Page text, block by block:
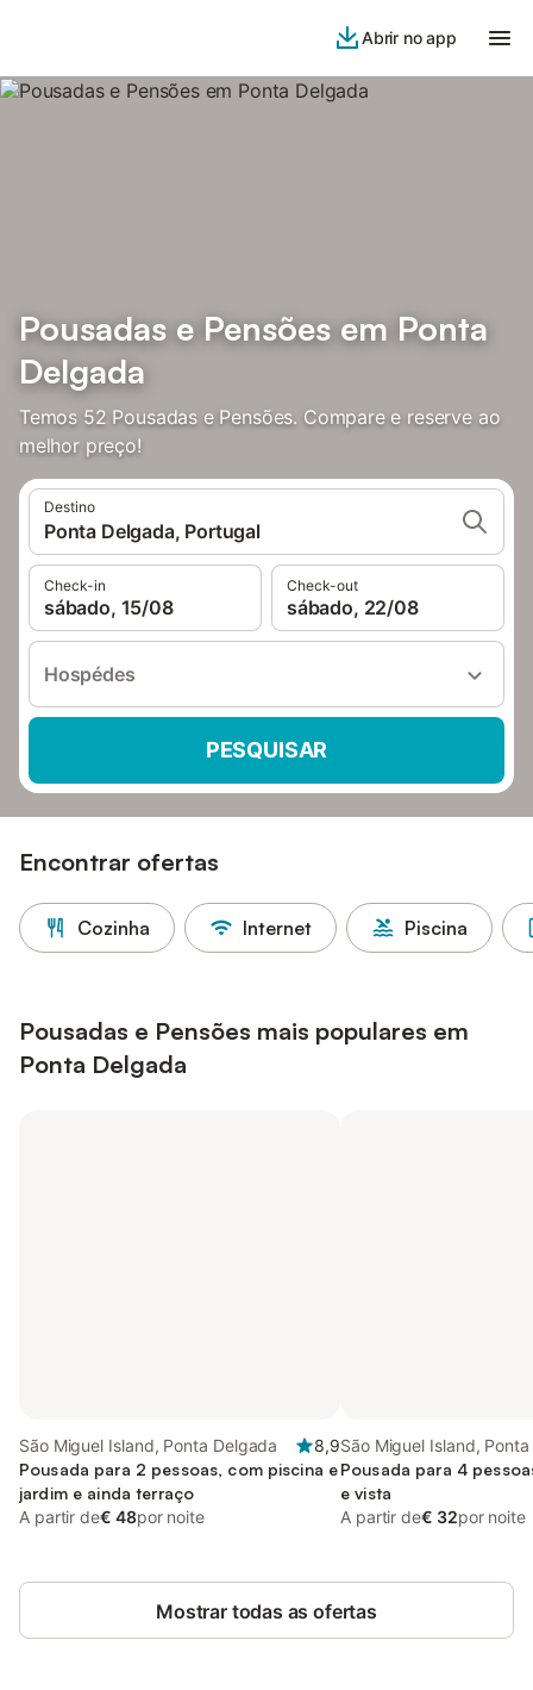
Abrir no app
Pousadas e Pensões em Ponta
Delgada
Temos 52 Pousadas e Pensões. Compare e reserve ao
melhor preço!
Destino
Ponta Delgada, Portugal
Check-in
sábado, 15/08
Check-out
sábado, 22/08
Hospédes
PESQUISAR
Encontrar ofertas
Cozinha Internet Piscina
Pousadas e Pensões mais populares em
Ponta Delgada
São Miguel Island, Ponta Delgada
8,9
Pousada para 2 pessoas, com piscina e
jardim e ainda terraço
A partir de€ 48por noite
São Miguel Island,
Pousada para 4
e vista
A partir de€ 32por noite
Mostrar todas as ofertas